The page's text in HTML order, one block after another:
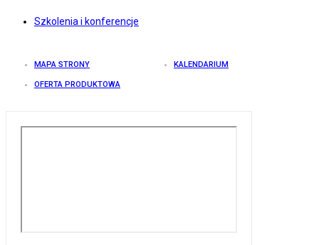
Szkolenia i konferencje
MAPA STRONY KALENDARIUM
OFERTA PRODUKTOWA